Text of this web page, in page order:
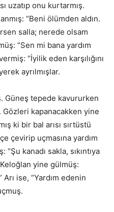
uzatıp onu kurtarmış.
“Beni ölümden aldın.
salla; nerede olsam
“Sen mi bana yardım
“İyilik eden karşılığını
ayrılmışlar.
Güneş tepede kavururken
kapanacakken yine
ki bir bal arısı sırtüstü
çevirip uçmasına yardım
kanadı sakla, sıkıntıya
yine gülmüş:
Arı ise, “Yardım edenin